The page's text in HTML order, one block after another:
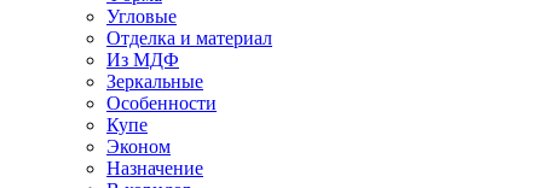
Угловые
Отделка и материал
Из МДФ
Зеркальные
Особенности
Купе
Эконом
Назначение